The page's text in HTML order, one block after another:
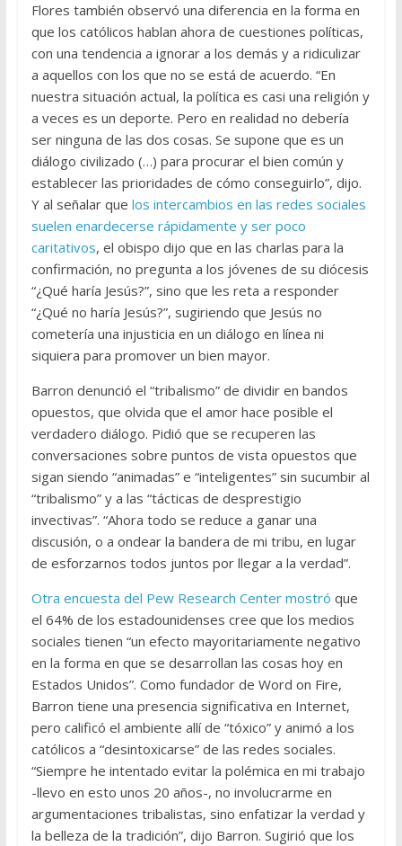
Flores también observó una diferencia en la forma en
que los católicos hablan ahora de cuestiones políticas,
con una tendencia a ignorar a los demás y a ridiculizar
a aquellos con los que no se está de acuerdo. “En
nuestra situación actual, la política es casi una religión y
a veces es un deporte. Pero en realidad no debería
ser ninguna de las dos cosas. Se supone que es un
diálogo civilizado (…) para procurar el bien común y
establecer las prioridades de cómo conseguirlo”, dijo.
Y al señalar que los intercambios en las redes sociales
suelen enardecerse rápidamente y ser poco
caritativos, el obispo dijo que en las charlas para la
confirmación, no pregunta a los jóvenes de su diócesis
“¿Qué haría Jesús?”, sino que les reta a responder
“¿Qué no haría Jesús?”, sugiriendo que Jesús no
cometería una injusticia en un diálogo en línea ni
siquiera para promover un bien mayor.
Barron denunció el “tribalismo” de dividir en bandos
opuestos, que olvida que el amor hace posible el
verdadero diálogo. Pidió que se recuperen las
conversaciones sobre puntos de vista opuestos que
sigan siendo “animadas” e “inteligentes” sin sucumbir al
“tribalismo” y a las “tácticas de desprestigio
invectivas”. “Ahora todo se reduce a ganar una
discusión, o a ondear la bandera de mi tribu, en lugar
de esforzarnos todos juntos por llegar a la verdad”.
Otra encuesta del Pew Research Center mostró que
el 64% de los estadounidenses cree que los medios
sociales tienen “un efecto mayoritariamente negativo
en la forma en que se desarrollan las cosas hoy en
Estados Unidos”. Como fundador de Word on Fire,
Barron tiene una presencia significativa en Internet,
pero calificó el ambiente allí de “tóxico” y animó a los
católicos a “desintoxicarse” de las redes sociales.
“Siempre he intentado evitar la polémica en mi trabajo
-llevo en esto unos 20 años-, no involucrarme en
argumentaciones tribalistas, sino enfatizar la verdad y
la belleza de la tradición”, dijo Barron. Sugirió que los